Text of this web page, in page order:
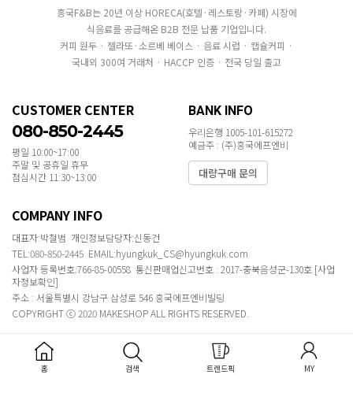
흥국F&B는 20년 이상 HORECA(호텔·레스토랑·카페) 시장에
식음료를 공급해온 B2B 전문 납품 기업입니다.
커피 원두 · 젤라또·소르베 베이스 · 음료 시럽 · 캡슐커피 ·
국내외 300여 거래처 · HACCP 인증 · 전국 당일 출고
CUSTOMER CENTER
080-850-2445
평일 10:00~17:00
주말 및 공휴일 휴무
점심시간 11:30~13:00
BANK INFO
우리은행 1005-101-615272
예금주 : (주)흥국에프엔비
대량구매 문의
COMPANY INFO
대표자:박철범 개인정보담당자:신동건
TEL:080-850-2445 EMAIL:hyungkuk_CS@hyungkuk.com
사업자 등록번호:766-85-00558 통신판매업신고번호 : 2017-충북음성군-130호 [사업
자정보확인]
주소 : 서울특별시 강남구 삼성로 546 흥국에프엔비빌딩
COPYRIGHT ⓒ 2020 MAKESHOP ALL RIGHTS RESERVED.
홈 검색 트렌드픽 MY